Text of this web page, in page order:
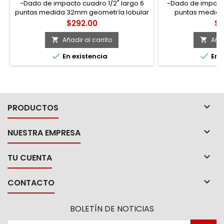
-Dado de impacto cuadro 1/2" largo 6
puntas medida 32mm geometría lobular
super-drive, acabado fosfatado. -Marca
Urrea. -Tipo de impulsión: cuadrado. -
Métrico.
Precio
$292.00
 Añadir al carrito
 En existencia
-Dado de
puntas
lobular super-

 En
PRODUCTOS 
NUESTRA EMPRESA 
TU CUENTA 
CONTACTO 
BOLETÍN DE NOTICIAS